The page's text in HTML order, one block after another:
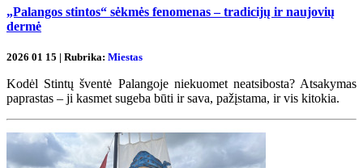
„Palangos stintos“ sėkmės fenomenas – tradicijų ir naujovių
dermė
2026 01 15 | Rubrika: Miestas
Kodėl Stintų šventė Palangoje niekuomet neatsibosta? Atsakymas
paprastas – ji kasmet sugeba būti ir sava, pažįstama, ir vis kitokia.